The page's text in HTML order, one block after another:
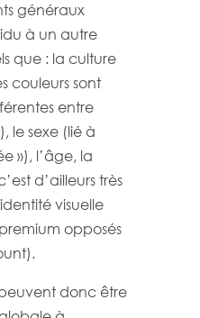
généraux
à un autre
que : la culture
couleurs sont
entre
le sexe (lié à
»), l’âge, la
d’ailleurs très
visuelle
opposés
donc être